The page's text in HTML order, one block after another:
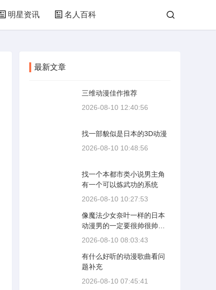
明星资讯 名人百科
最新文章
三维动漫佳作推荐
2026-08-10 12:40:56
找一部貌似是日本的3D动漫
2026-08-10 10:48:56
找一个本都市类小说男主角
有一个可以炼武功的系统
2026-08-10 10:27:53
像魔法少女奈叶一样的日本
动漫男的一定要很帅很帅哦
拜托了谢谢
2026-08-10 08:03:43
有什么好听的动漫歌曲看问
题补充
2026-08-10 07:45:41